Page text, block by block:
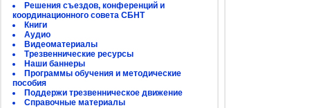
Решения съездов, конференций и
координационного совета СБНТ
Книги
Аудио
Видеоматериалы
Трезвеннические ресурсы
Наши баннеры
Программы обучения и методические
пособия
Поддержи трезвенническое движение
Справочные материалы